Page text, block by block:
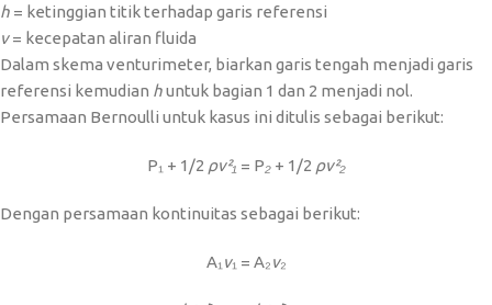
h = ketinggian titik terhadap garis referensi
v= kecepatan aliran fluida
Dalam skema venturimeter, biarkan garis tengah menjadi garis
referensi kemudian huntuk bagian 1 dan 2 menjadi nol.
Persamaan Bernoulli untuk kasus ini ditulis sebagai berikut:
P₁ ​+ 1/2 ρv²₁ ​ = P₂ + 1/2 ρv²₂
Dengan persamaan kontinuitas sebagai berikut:
A₁​ v₁​ = A₂​v₂​